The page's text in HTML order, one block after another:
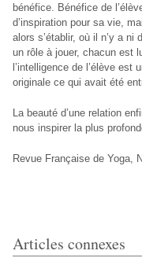
bénéfice. Bénéfice de
d’inspiration pour sa vie,
alors s’établir, où il n’y a
un rôle à jouer, chacun est
l’intelligence de l’élève
originale ce qui avait été
La beauté d’une relation
nous inspirer la plus
Revue Française de Yoga,
Articles connexes